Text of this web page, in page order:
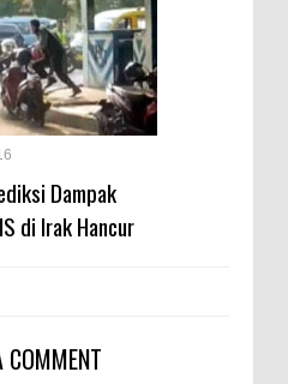
Dampak
di Irak Hancur
COMMENT